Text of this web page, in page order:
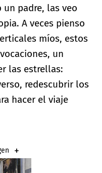
padre, las veo
A veces pienso
míos, estos
un
las estrellas:
redescubrir los
hacer el viaje